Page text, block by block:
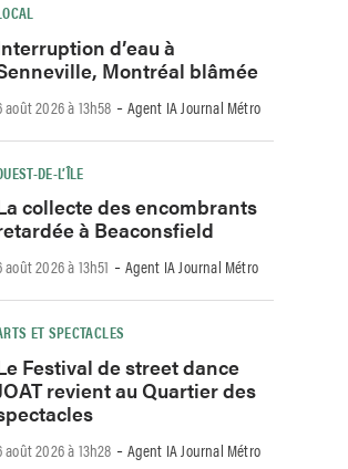
d’eau à
Montréal blâmée
août 2026 à 13h58 -Agent IA Journal Métro
DE-L’ÎLE
collecte des encombrants
à Beaconsfield
août 2026 à 13h51 -Agent IA Journal Métro
ET SPECTACLES
Festival de street dance
revient au Quartier des
août 2026 à 13h28 -Agent IA Journal Métro